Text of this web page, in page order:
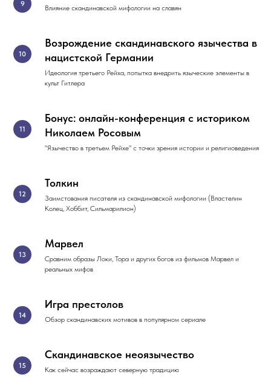
Влияние скандинавской мифологии на славян
Возрождение скандинавского язычества в
нацистской Германии
Идеология третьего Рейха, попытка внедрить языческие элементы в
культ Гитлера
Бонус: онлайн-конференция с историком
Николаем Росовым
"Язычество в третьем Рейхе" с точки зрения истории и религиоведения
Толкин
Заимстования писателя из скандинавской мифологии (Властелин
Колец, Хоббит, Сильмарилион)
Марвел
Сравним образы Локи, Тора и других богов из фильмов Марвел и
реальных мифов
Игра престолов
Обзор скандинавских мотивов в популярном сериале
Скандинавское неоязычество
Как сейчас возраждают северную традицию